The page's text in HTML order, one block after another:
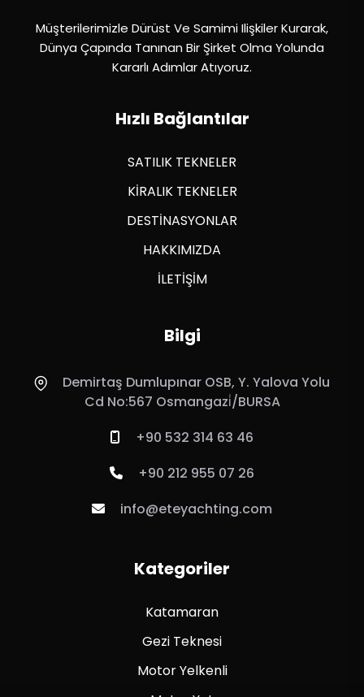
Müşterilerimizle Dürüst Ve Samimi Ilişkiler Kurarak,
Dünya Çapında Tanınan Bir Şirket Olma Yolunda
Kararlı Adımlar Atıyoruz.
Hızlı Bağlantılar
SATILIK TEKNELER
KİRALIK TEKNELER
DESTİNASYONLAR
HAKKIMIZDA
İLETİŞİM
Bilgi
Demirtaş Dumlupınar OSB, Y. Yalova Yolu
Cd No:567 Osmangazi̇/BURSA
+90 532 314 63 46
+90 212 955 07 26
info@eteyachting.com
Kategoriler
Katamaran
Gezi Teknesi
Motor Yelkenli